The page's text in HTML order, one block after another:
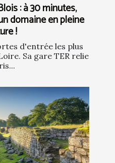
: à 30 minutes,
domaine en pleine
!
d'entrée les plus
Sa gare TER relie